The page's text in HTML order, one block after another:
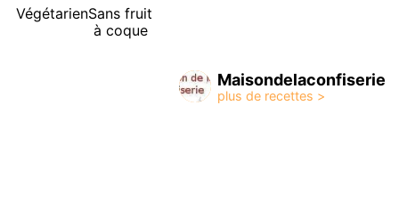
VégétarienSans fruit
à coque
Maisondelaconfiserie